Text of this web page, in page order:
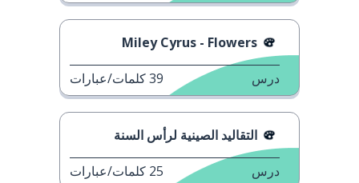
Miley Cyrus - Flowers
درس 39كلمات/عبارات
التقاليد الصينية لرأس السنة
درس 25 كلمات/عبارات